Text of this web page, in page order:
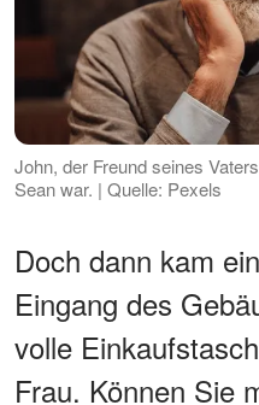
John, der Freund seines
Sean war. | Quelle: Pexels
Doch dann kam
Eingang des
volle
Frau. Können Sie